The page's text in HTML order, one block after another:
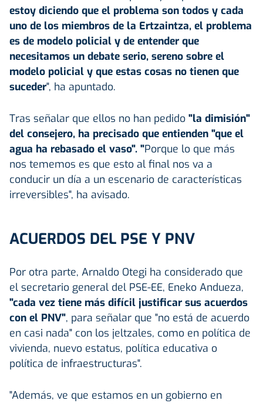
estoy diciendo que el problema son todos y cada
uno de los miembros de la Ertzaintza, el problema
es de modelo policial y de entender que
necesitamos un debate serio, sereno sobre el
modelo policial y que estas cosas no tienen que
suceder", ha apuntado.
Tras señalar que ellos no han pedido "la dimisión"
del consejero, ha precisado que entienden "que el
agua ha rebasado el vaso". "Porque lo que más
nos tememos es que esto al final nos va a
conducir un día a un escenario de características
irreversibles", ha avisado.
ACUERDOS DEL PSE Y PNV
Por otra parte, Arnaldo Otegi ha considerado que
el secretario general del PSE-EE, Eneko Andueza,
"cada vez tiene más difícil justificar sus acuerdos
con el PNV", para señalar que "no está de acuerdo
en casi nada" con los jeltzales, como en política de
vivienda, nuevo estatus, política educativa o
política de infraestructuras".
"Además, ve que estamos en un gobierno en